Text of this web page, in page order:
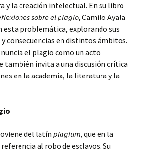
y la creación intelectual. En su libro
sobre el plagio, Camilo Ayala
esta problemática, explorando sus
consecuencias en distintos ámbitos.
el plagio como un acto
también invita a una discusión crítica
en la academia, la literatura y la
del latín plagium, que en la
al robo de esclavos. Su